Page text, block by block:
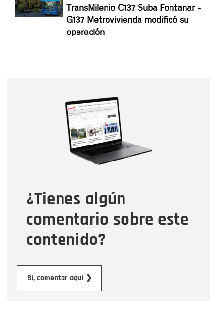
TransMilenio C137 Suba Fontanar -
G137 Metrovivienda modificó su
operación
¿Tienes algún
comentario sobre este
contenido?
Sí, comentar aquí ❯
Correo electrónico
Tipo de comentario
Mensaje